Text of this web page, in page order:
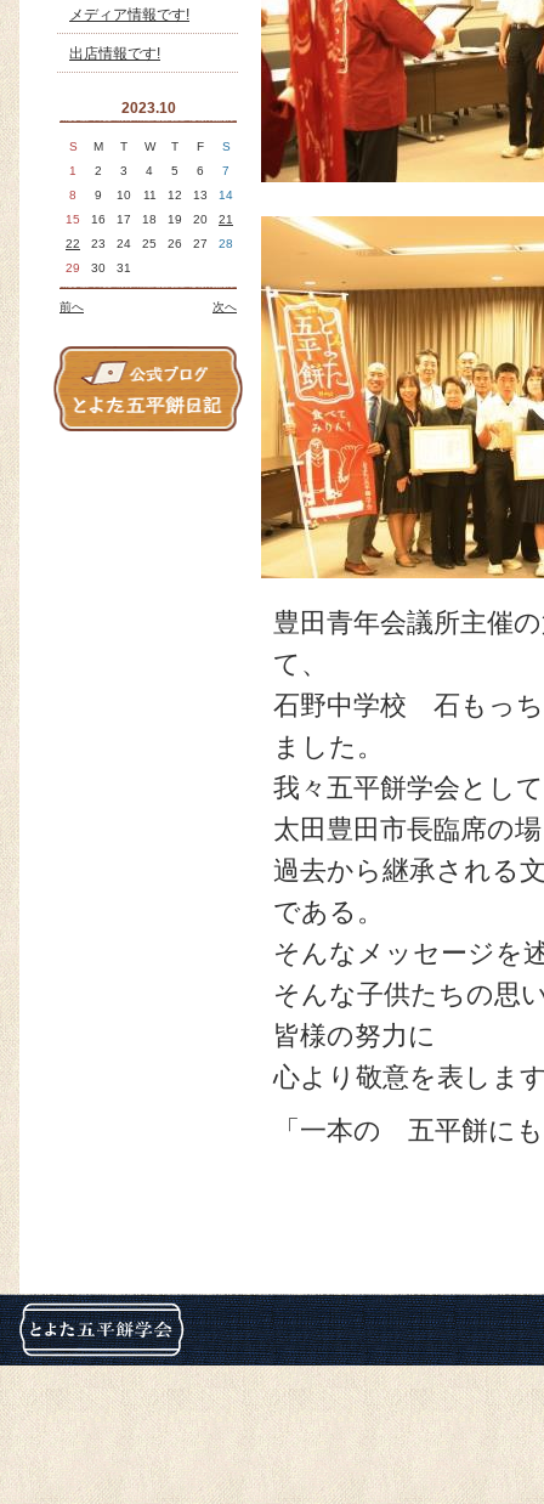
メディア情報です!
出店情報です!
2023.10
S M T W T F
S
1
2 3 4 5 6
7
8
9 10 11 12 13
14
15
16 17 18 19 20
21
22
23 24 25 26 27
28
29
30 31
次へ
前へ
豊田青年会議所主催
て、
石野中学校 石もっち
ました。
我々五平餅学会とし
太田豊田市長臨席の
過去から継承される
である。
そんなメッセージを
そんな子供たちの思
皆様の努力に
心より敬意を表しま
「一本の 五平餅に